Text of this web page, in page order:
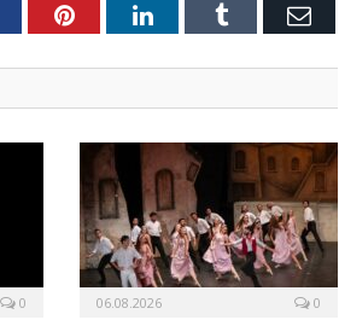
PinterestLinkedInTumblr E-
0 06.08.2026 0